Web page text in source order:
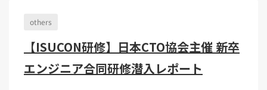
others
【ISUCON研修】日本CTO協会主催 新卒
エンジニア合同研修潜入レポート